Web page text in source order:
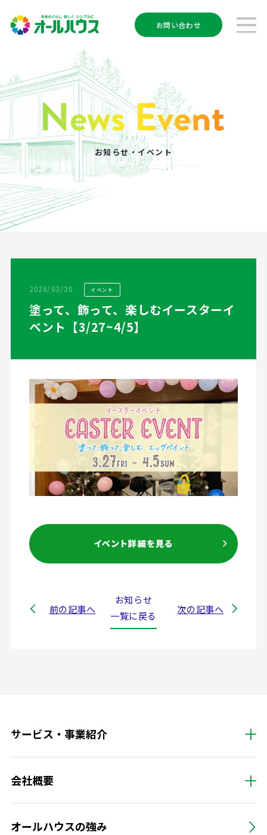
お問い合わせ
お知らせ・イベント
2026/03/20 イベント
塗って、飾って、楽しむイースターイ
ベント【3/27~4/5】
前の記事へ
お知らせ
一覧に戻る
次の記事へ
サービス・事業紹介
会社概要
オールハウスの強み